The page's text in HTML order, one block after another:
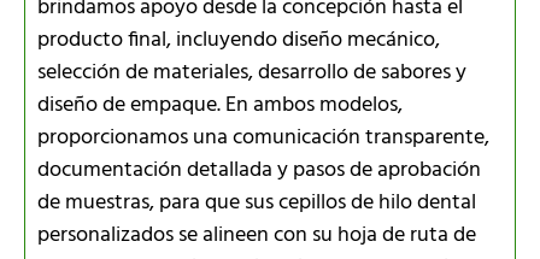
brindamos apoyo desde la concepción hasta el
producto final, incluyendo diseño mecánico,
selección de materiales, desarrollo de sabores y
diseño de empaque. En ambos modelos,
proporcionamos una comunicación transparente,
documentación detallada y pasos de aprobación
de muestras, para que sus cepillos de hilo dental
personalizados se alineen con su hoja de ruta de